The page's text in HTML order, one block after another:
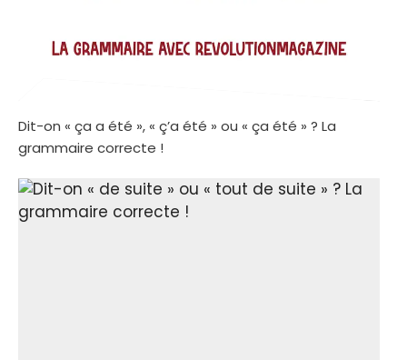
Dit-on « ça a été », « ç’a été » ou « ça été » ? La
grammaire correcte !